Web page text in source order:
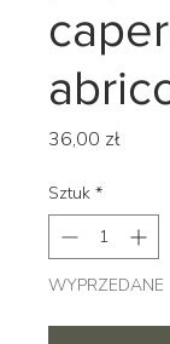
36,00 złCena
Sztuk *
WYPRZEDANE